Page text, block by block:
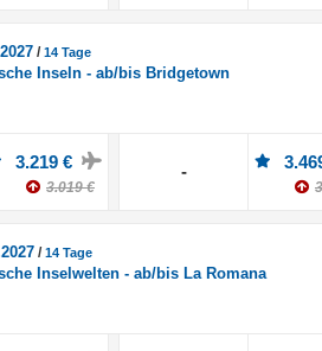
/14 Tage
Inseln - ab/bis Bridgetown
3.219 €
3.019 €
-
/14 Tage
Inselwelten - ab/bis La Romana